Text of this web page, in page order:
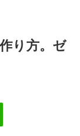
り方。ゼ